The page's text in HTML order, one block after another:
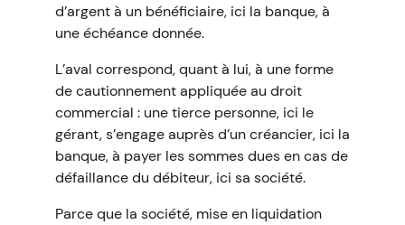
d’argent à un bénéficiaire, ici la banque, à
une échéance donnée.
L’aval correspond, quant à lui, à une forme
de cautionnement appliquée au droit
commercial : une tierce personne, ici le
gérant, s’engage auprès d’un créancier, ici la
banque, à payer les sommes dues en cas de
défaillance du débiteur, ici sa société.
Parce que la société, mise en liquidation